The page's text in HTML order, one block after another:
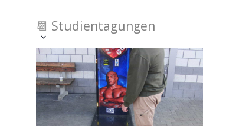
📆 Studientagungen
Ansichten-
Navigation
Veranstaltung
Ansichten-
Navigation
auswählen.
List
of
Veranstaltungen
in